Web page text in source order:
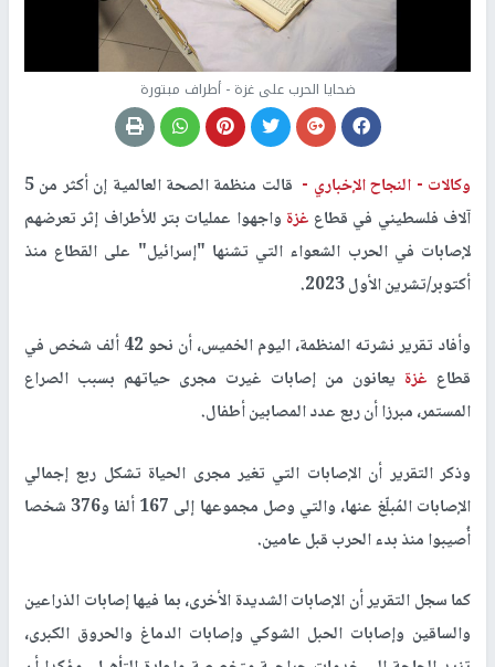
ضحايا الحرب على غزة - أطراف مبتورة
وكالات - النجاح الإخباري -
قالت منظمة الصحة العالمية إن أكثر من 5
آلاف فلسطيني في قطاع غزة واجهوا عمليات بتر للأطراف إثر تعرضهم
لإصابات في الحرب الشعواء التي تشنها "إسرائيل" على القطاع منذ
أكتوبر/تشرين الأول 2023.
وأفاد تقرير نشرته المنظمة، اليوم الخميس، أن نحو 42 ألف شخص في
قطاع غزة يعانون من إصابات غيرت مجرى حياتهم بسبب الصراع
المستمر، مبرزا أن ربع عدد المصابين أطفال.
وذكر التقرير أن الإصابات التي تغير مجرى الحياة تشكل ربع إجمالي
الإصابات المُبلّغ عنها، والتي وصل مجموعها إلى 167 ألفا و376 شخصا
أُصيبوا منذ بدء الحرب قبل عامين.
كما سجل التقرير أن الإصابات الشديدة الأخرى، بما فيها إصابات الذراعين
والساقين وإصابات الحبل الشوكي وإصابات الدماغ والحروق الكبرى،